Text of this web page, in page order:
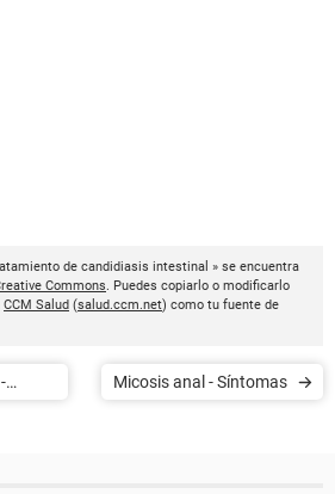
de candidiasis intestinal » se encuentra
Commons. Puedes copiarlo o modificarlo
CCM Salud (salud.ccm.net) como tu fuente de
Micosis anal - Síntomas